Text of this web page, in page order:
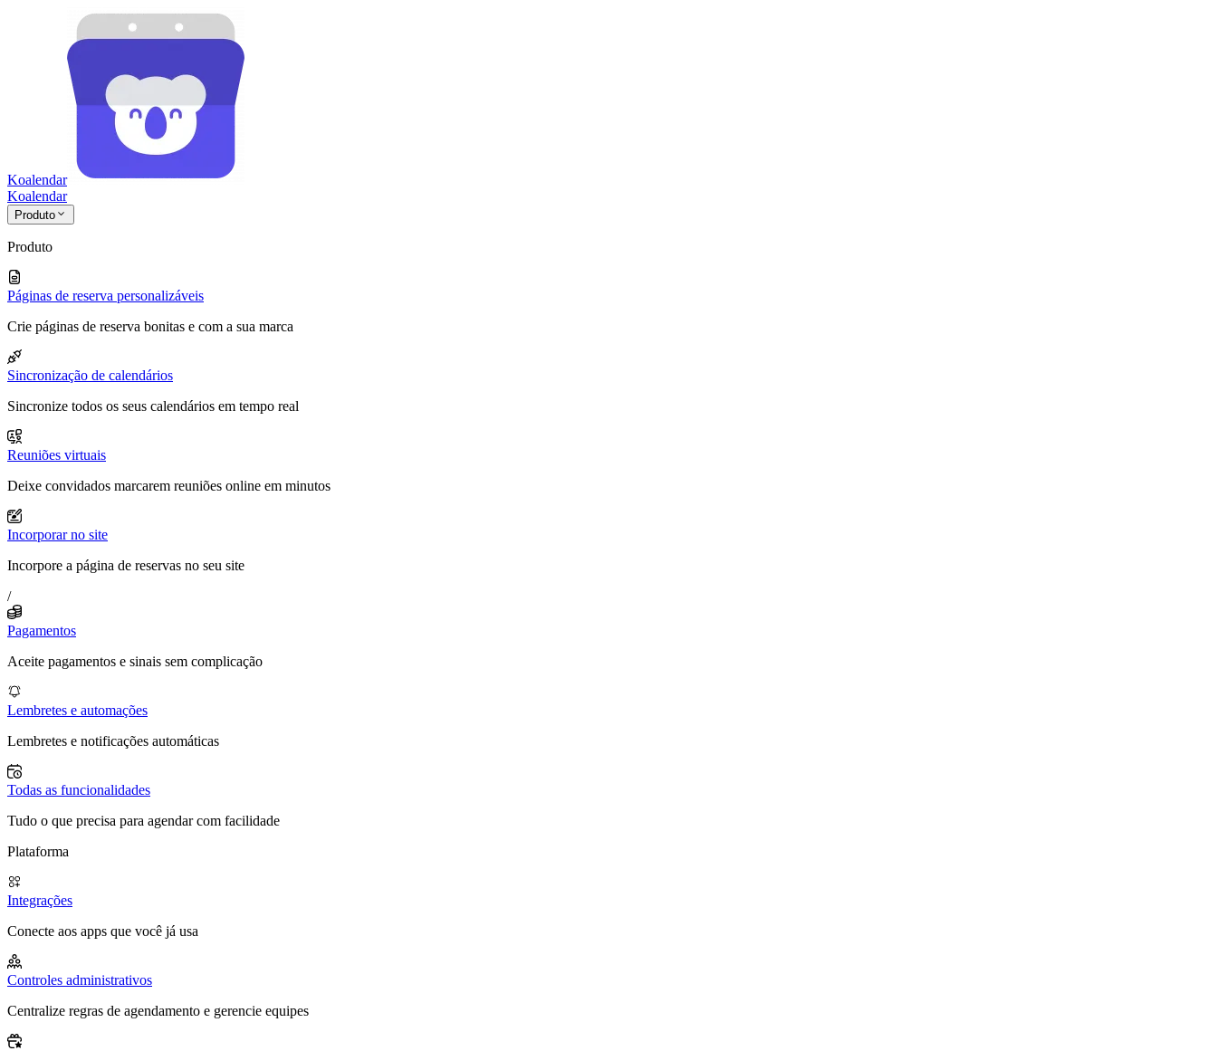
Koalendar
Koalendar
Produto
Produto
Páginas de reserva personalizáveis
Crie páginas de reserva bonitas e com a sua marca
Sincronização de calendários
Sincronize todos os seus calendários em tempo real
Reuniões virtuais
Deixe convidados marcarem reuniões online em minutos
Incorporar no site
Incorpore a página de reservas no seu site
/
Pagamentos
Aceite pagamentos e sinais sem complicação
Lembretes e automações
Lembretes e notificações automáticas
Todas as funcionalidades
Tudo o que precisa para agendar com facilidade
Plataforma
Integrações
Conecte aos apps que você já usa
Controles administrativos
Centralize regras de agendamento e gerencie equipes